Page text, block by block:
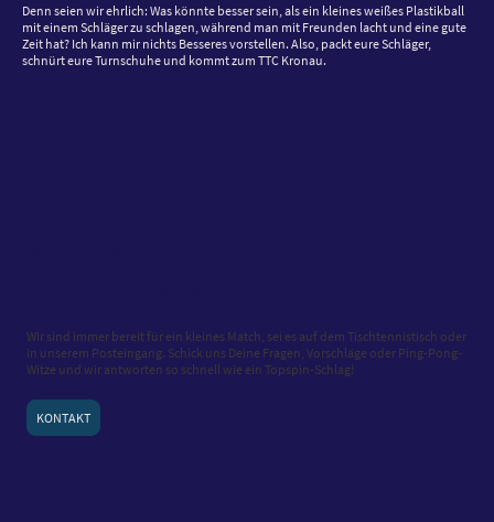
Denn seien wir ehrlich: Was könnte besser sein, als ein kleines weißes Plastikball
mit einem Schläger zu schlagen, während man mit Freunden lacht und eine gute
Zeit hat? Ich kann mir nichts Besseres vorstellen. Also, packt eure Schläger,
schnürt eure Turnschuhe und kommt zum TTC Kronau.
Wir sind immer bereit für ein kleines Match, sei es auf dem Tischtennistisch oder
in unserem Posteingang. Schick uns Deine Fragen, Vorschläge oder Ping-Pong-
Witze und wir antworten so schnell wie ein Topspin-Schlag!
KONTAKT